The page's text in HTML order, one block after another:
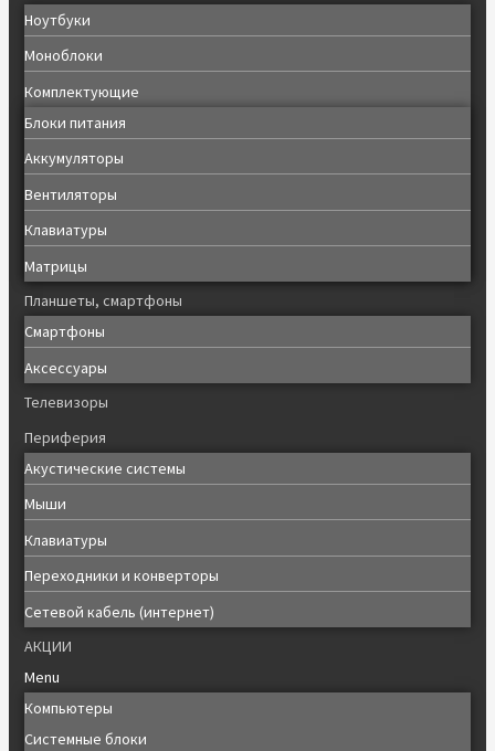
Ноутбуки
Моноблоки
Комплектующие
Блоки питания
Аккумуляторы
Вентиляторы
Клавиатуры
Матрицы
Планшеты, смартфоны
Смартфоны
Аксессуары
Телевизоры
Периферия
Акустические системы
Мыши
Клавиатуры
Переходники и конверторы
Сетевой кабель (интернет)
АКЦИИ
Menu
Компьютеры
Системные блоки